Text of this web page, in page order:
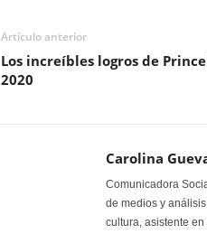
Artículo anterior
Los increíbles logros de
2020
Carolina
Comunicadora
de medios y
cultura, asistente